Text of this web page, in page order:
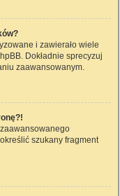
i zawierało wiele
Dokładnie sprecyzuj
zaawansowanym.
szukany fragment